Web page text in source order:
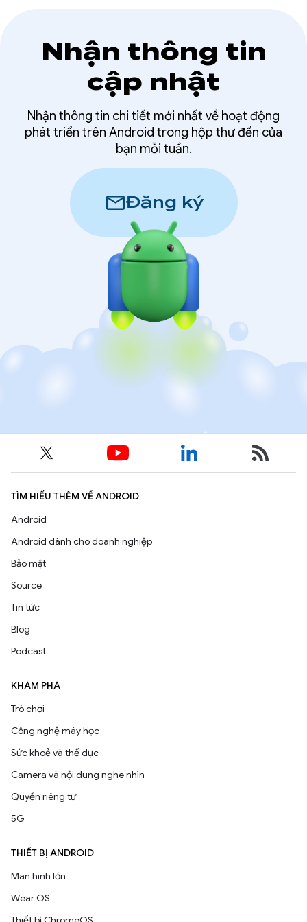
Nhận thông tin
cập nhật
Nhận thông tin chi tiết mới nhất về hoạt động
phát triển trên Android trong hộp thư đến của
bạn mỗi tuần.
mailĐăng ký
TÌM HIỂU THÊM VỀ ANDROID
Android
Android dành cho doanh nghiệp
Bảo mật
Source
Tin tức
Blog
Podcast
KHÁM PHÁ
Trò chơi
Công nghệ máy học
Sức khoẻ và thể dục
Camera và nội dung nghe nhìn
Quyền riêng tư
5G
THIẾT BỊ ANDROID
Màn hình lớn
Wear OS